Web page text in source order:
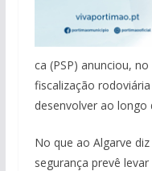
ca (PSP) anunciou,
fiscalização
desenvolver ao longo
No que ao Algarve
segurança prevê